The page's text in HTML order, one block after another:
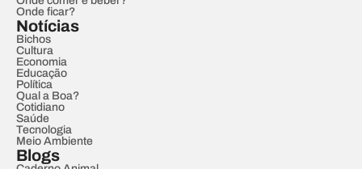
Onde ficar?
Notícias
Bichos
Cultura
Economia
Educação
Política
Qual a Boa?
Cotidiano
Saúde
Tecnologia
Meio Ambiente
Blogs